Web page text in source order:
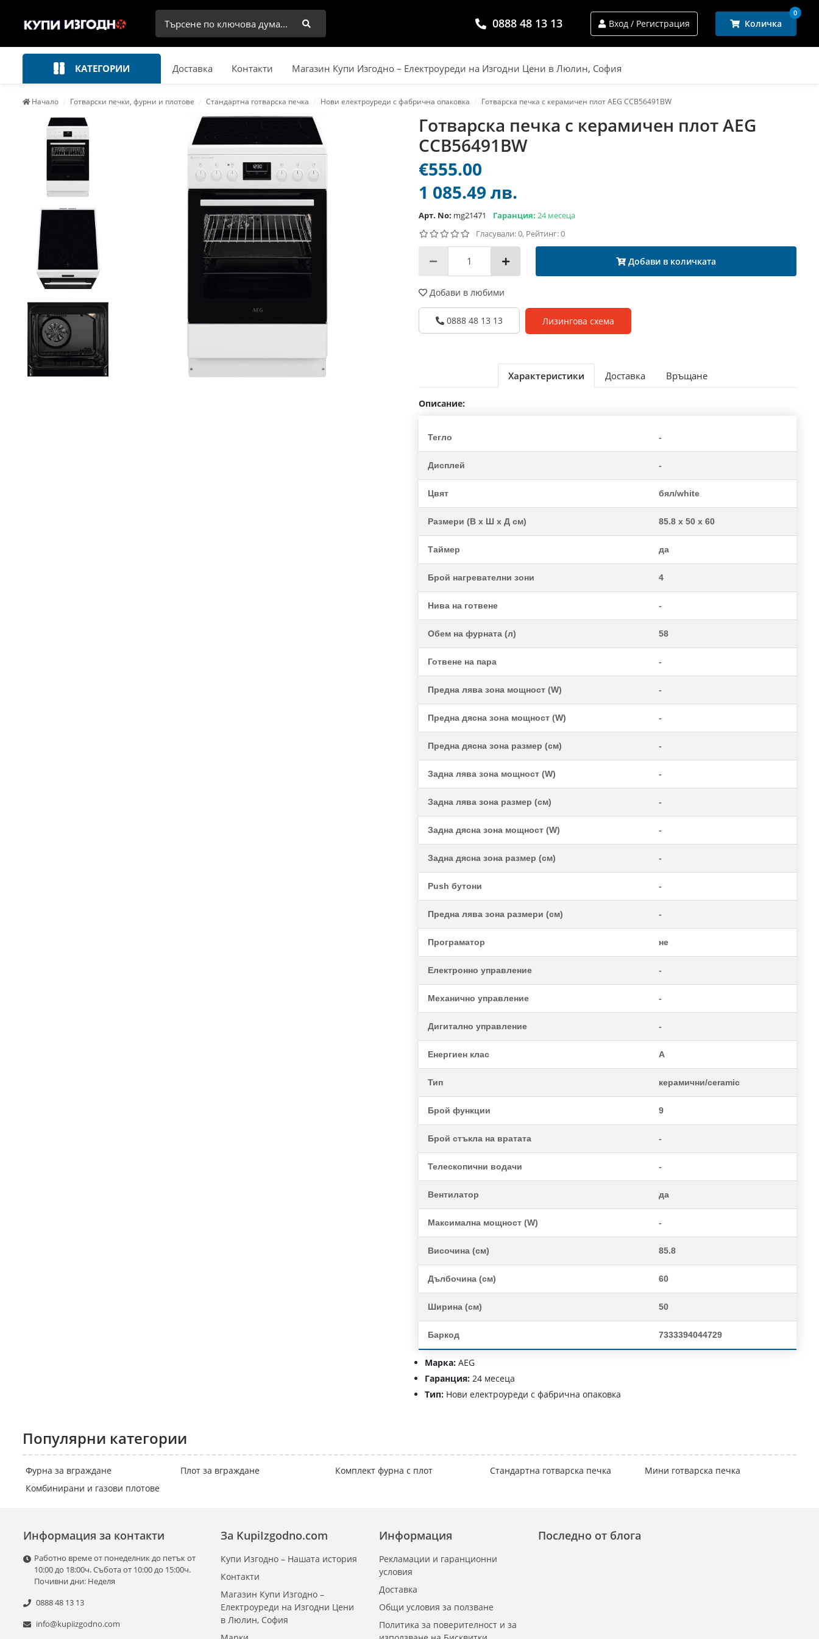
Търси 0888 48 13 13 Вход / Регистрация Количка
0
КАТЕГОРИИ Доставка Контакти Магазин Купи Изгодно – Електроуреди на Изгодни Цени в Люлин, София
Начало Готварски печки, фурни и плотове Стандартна готварска печка Нови електроуреди с фабрична опаковка Готварска печка с керамичен плот AEG CCB56491BW
Готварска печка с керамичен плот AEG
CCB56491BW
€555.00
1 085.49 лв.
Арт. No: mg21471 Гаранция: 24 месеца
Гласували: 0, Рейтинг: 0
Добави в количката
Добави в любими
0888 48 13 13 Лизингова схема
Характеристики Доставка Връщане
Описание:
Тегло -
Дисплей -
Цвят бял/white
Размери (В х Ш х Д см) 85.8 x 50 x 60
Таймер да
Брой нагревателни зони 4
Нива на готвене -
Обем на фурната (л) 58
Готвене на пара -
Предна лява зона мощност (W) -
Предна дясна зона мощност (W) -
Предна дясна зона размер (см) -
Задна лява зона мощност (W) -
Задна лява зона размер (см) -
Задна дясна зона мощност (W) -
Задна дясна зона размер (см) -
Push бутони -
Предна лява зона размери (см) -
Програматор не
Електронно управление -
Механично управление -
Дигитално управление -
Енергиен клас A
Тип керамични/ceramic
Брой функции 9
Брой стъкла на вратата -
Телескопични водачи -
Вентилатор да
Максимална мощност (W) -
Височина (см) 85.8
Дълбочина (см) 60
Ширина (см) 50
Баркод 7333394044729
Марка: AEG
Гаранция: 24 месеца
Тип: Нови електроуреди с фабрична опаковка
Популярни категории
Фурна за вграждане Плот за вграждане Комплект фурна с плот Стандартна готварска печка
Мини готварска печка
Комбинирани и газови плотове
Информация за контакти
Работно време от понеделник до петък от
10:00 до 18:00ч. Събота от 10:00 до 15:00ч.
Почивни дни: Неделя
0888 48 13 13
info@kupiizgodno.com
Информация
Рекламации и гаранционни
условия
Доставка
Общи условия за ползване
Политика за поверителност и за
За KupiIzgodno.com
Купи Изгодно – Нашата история
Контакти
Магазин Купи Изгодно –
Електроуреди на Изгодни Цени
в Люлин, София
Последно от блога